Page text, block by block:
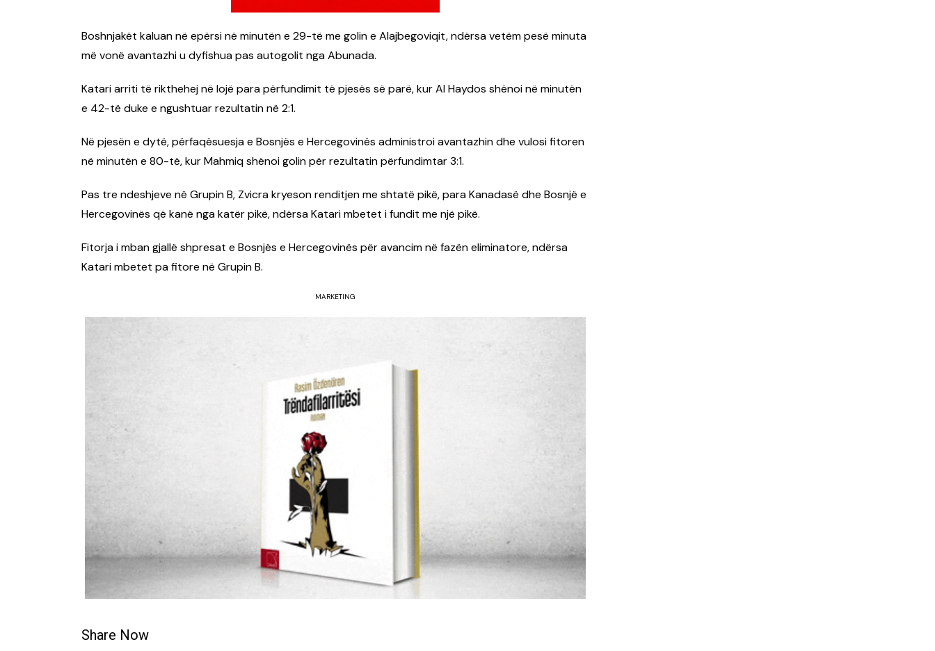
Boshnjakët kaluan në epërsi në minutën e 29-të me golin e Alajbegoviqit, ndërsa vetëm pesë minuta
më vonë avantazhi u dyfishua pas autogolit nga Abunada.
Katari arriti të rikthehej në lojë para përfundimit të pjesës së parë, kur Al Haydos shënoi në minutën
e 42-të duke e ngushtuar rezultatin në 2:1.
Në pjesën e dytë, përfaqësuesja e Bosnjës e Hercegovinës administroi avantazhin dhe vulosi fitoren
në minutën e 80-të, kur Mahmiq shënoi golin për rezultatin përfundimtar 3:1.
Pas tre ndeshjeve në Grupin B, Zvicra kryeson renditjen me shtatë pikë, para Kanadasë dhe Bosnjë e
Hercegovinës që kanë nga katër pikë, ndërsa Katari mbetet i fundit me një pikë.
Fitorja i mban gjallë shpresat e Bosnjës e Hercegovinës për avancim në fazën eliminatore, ndërsa
Katari mbetet pa fitore në Grupin B.
MARKETING
Share Now